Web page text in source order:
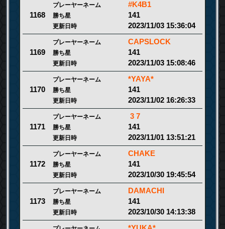
1168
プレーヤーネーム #K4B1
勝ち星 141
更新日時 2023/11/03 15:36:04
1169
プレーヤーネーム CAPSLOCK
勝ち星 141
更新日時 2023/11/03 15:08:46
1170
プレーヤーネーム *YAYA*
勝ち星 141
更新日時 2023/11/02 16:26:33
1171
プレーヤーネーム 3 7
勝ち星 141
更新日時 2023/11/01 13:51:21
1172
プレーヤーネーム CHAKE
勝ち星 141
更新日時 2023/10/30 19:45:54
1173
プレーヤーネーム DAMACHI
勝ち星 141
更新日時 2023/10/30 14:13:38